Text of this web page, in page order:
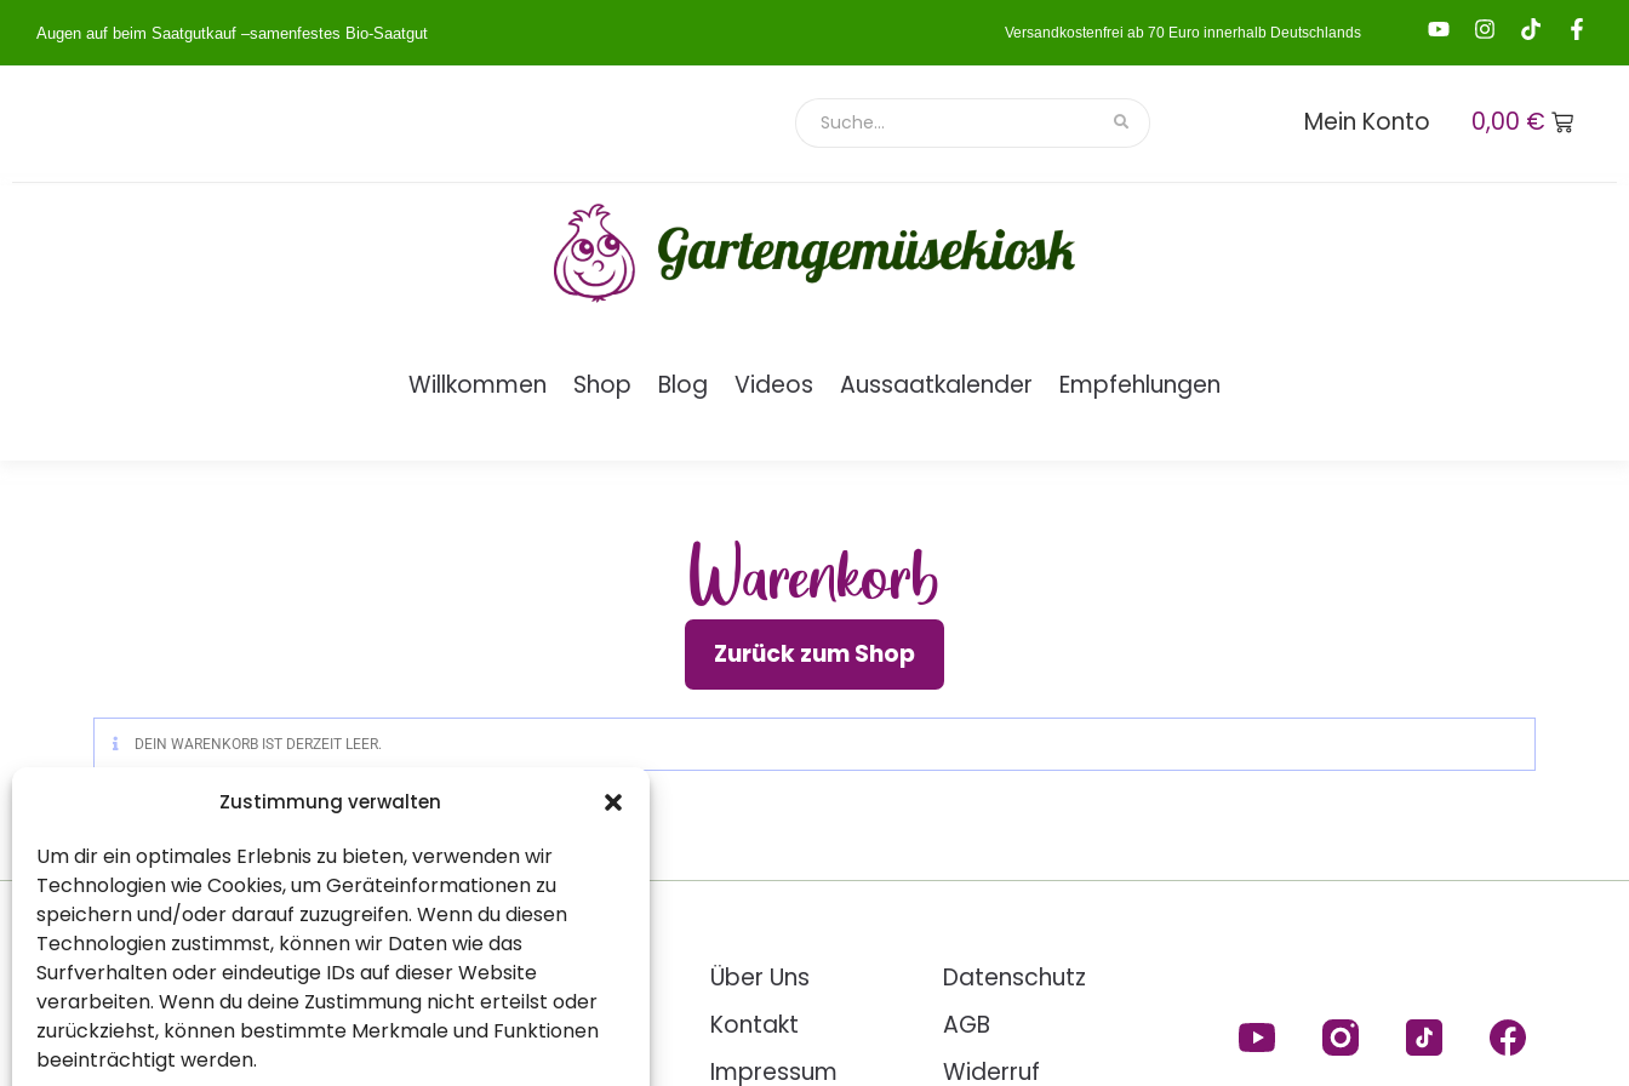
Zustimmung verwalten
Um dir ein optimales Erlebnis zu bieten, verwenden wir
Technologien wie Cookies, um Geräteinformationen zu
speichern und/oder darauf zuzugreifen. Wenn du diesen
Technologien zustimmst, können wir Daten wie das
Surfverhalten oder eindeutige IDs auf dieser Website
verarbeiten. Wenn du deine Zustimmung nicht erteilst oder
zurückziehst, können bestimmte Merkmale und Funktionen
beeinträchtigt werden.
Augen auf beim Saatgutkauf –samenfestes Bio-Saatgut Versandkostenfrei ab 70 Euro innerhalb Deutschlands
Mein Konto 0,00 €
Willkommen Shop Blog Videos Aussaatkalender Empfehlungen
Warenkorb
Zurück zum Shop
DEIN WARENKORB IST DERZEIT LEER.
Willkommen
Shopseite
Blog
Empfehlungen
Downloads
Über Uns
Kontakt
Impressum
Datenschutz
AGB
Widerruf